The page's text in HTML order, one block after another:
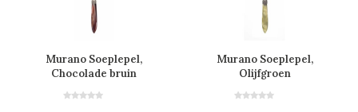
Murano Soeplepel,
Chocolade bruin
Murano Soeplepel,
Olijfgroen